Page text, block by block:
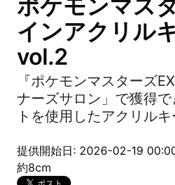
ポケモンマス
インアクリル
vol.2
『ポケモンマスターズ
ナーズサロン」で獲得
トを使用したアクリル
提供開始日: 2026-02-19
約8cm